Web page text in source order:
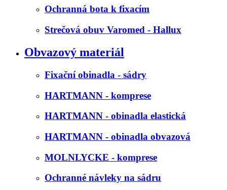
Ochranná bota k fixacím
Strečová obuv Varomed - Hallux
Obvazový materiál
Fixační obinadla - sádry
HARTMANN - komprese
HARTMANN - obinadla elastická
HARTMANN - obinadla obvazová
MOLNLYCKE - komprese
Ochranné návleky na sádru